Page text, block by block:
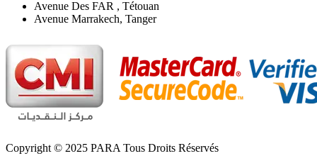
Avenue Des FAR , Tétouan
Avenue Marrakech, Tanger
Copyright © 2025 PARA Tous Droits Réservés